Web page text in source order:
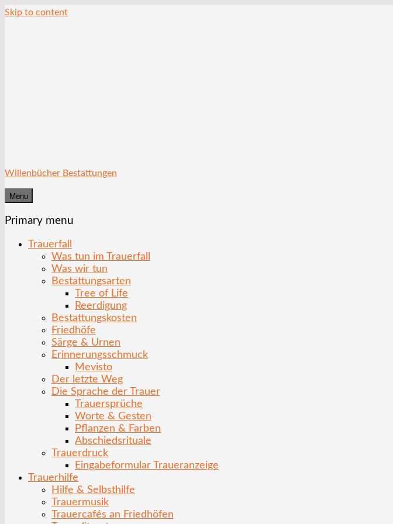
Skip to content
Willenbücher Bestattungen
Menu
Primary menu
Trauerfall
Was tun im Trauerfall
Was wir tun
Bestattungsarten
Tree of Life
Reerdigung
Bestattungskosten
Friedhöfe
Särge & Urnen
Erinnerungsschmuck
Mevisto
Der letzte Weg
Die Sprache der Trauer
Trauersprüche
Worte & Gesten
Pflanzen & Farben
Abschiedsrituale
Trauerdruck
Eingabeformular Traueranzeige
Trauerhilfe
Hilfe & Selbsthilfe
Trauermusik
Trauercafés an Friedhöfen